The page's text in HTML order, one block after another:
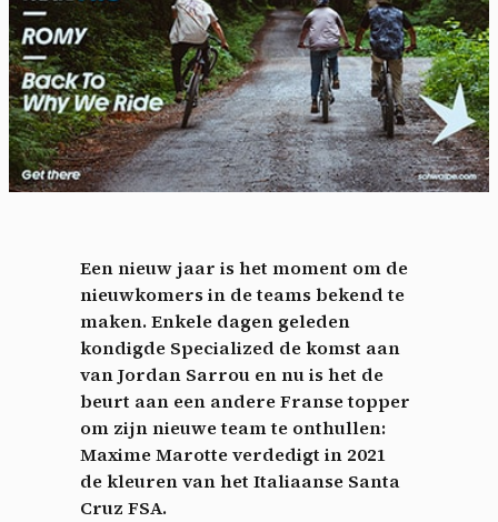
Een nieuw jaar is het moment om de
nieuwkomers in de teams bekend te
maken. Enkele dagen geleden
kondigde Specialized de komst aan
van Jordan Sarrou en nu is het de
beurt aan een andere Franse topper
om zijn nieuwe team te onthullen:
Maxime Marotte verdedigt in 2021
de kleuren van het Italiaanse Santa
Cruz FSA.